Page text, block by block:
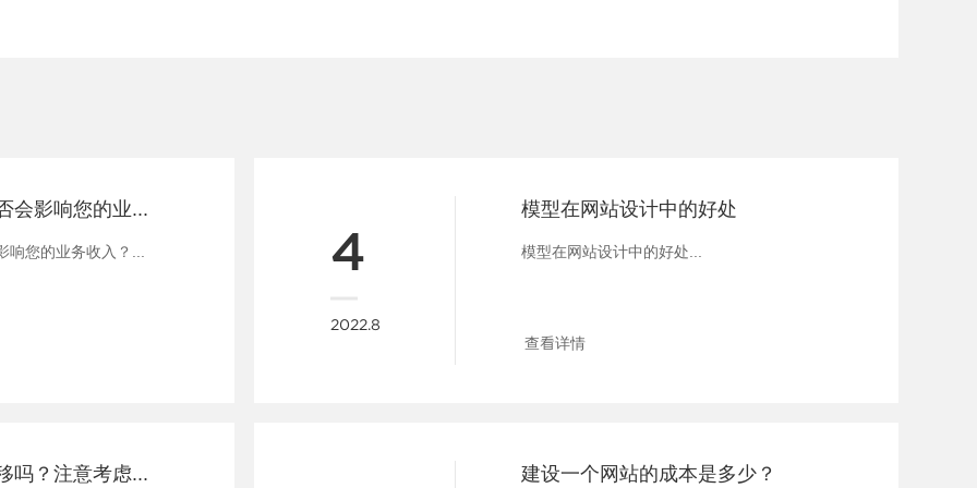
响您的业务收入？... 4
2022.8
模型在网站设计中的好处
模型在网站设计中的好处...
查看详情
建设一个网站的成本是多少？